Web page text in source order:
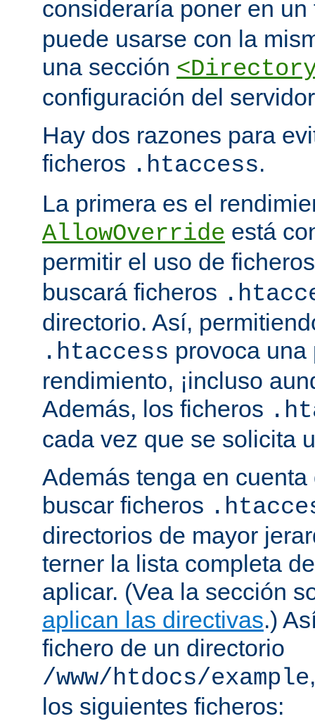
consideraría poner en
puede usarse con la
una sección
configuración del
Hay dos razones para
ficheros .htaccess.
La primera es el
AllowOverride está
permitir el uso de
buscará ficheros
directorio. Así,
.htaccess provoca una
rendimiento, ¡incluso
Además, los ficheros
cada vez que se solicita
Además tenga en
buscar ficheros
directorios de mayor
terner la lista completa
aplicar. (Vea la sección
aplican las directivas.)
fichero de un directorio
/www/htdocs/example
los siguientes ficheros: